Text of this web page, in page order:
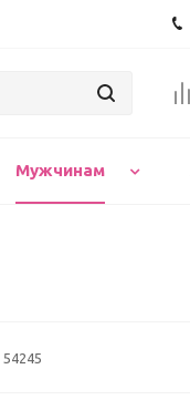
Мужчинам
54245